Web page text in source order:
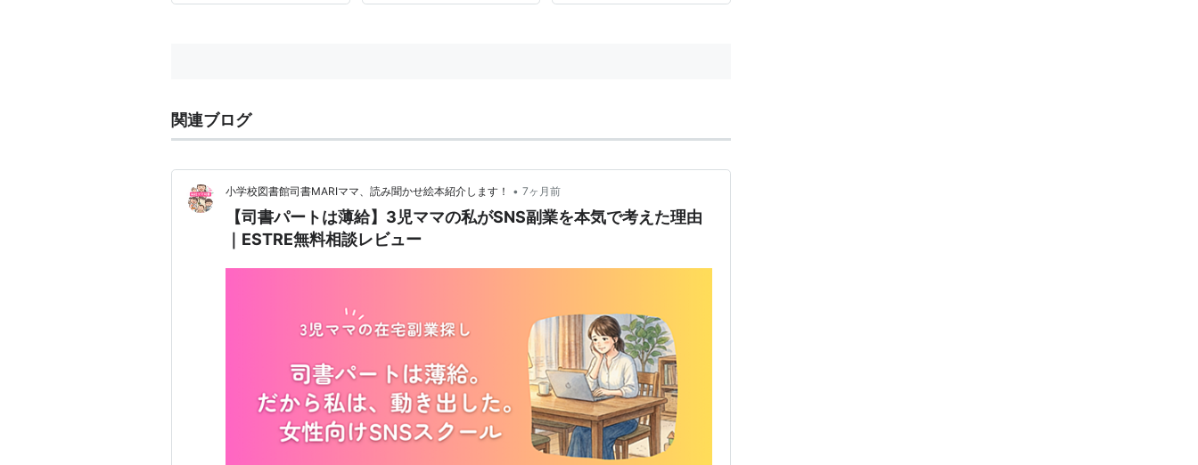
関連ブログ
小学校図書館司書MARIママ、読み聞かせ絵本紹介します！ • 7ヶ月前
【司書パートは薄給】3児ママの私がSNS副業を本気で考えた理由
｜ESTRE無料相談レビュー